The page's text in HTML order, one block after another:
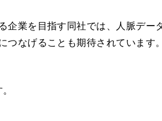
企業を目指す同社では、人脈デー
なげることも期待されています。